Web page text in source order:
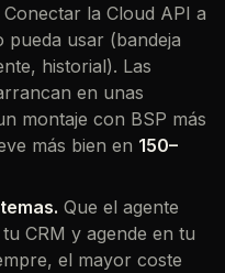
Conectar la Cloud API a
pueda usar (bandeja
historial). Las
en unas
montaje con BSP más
más bien en 150–
Que el agente
CRM y agende en tu
el mayor coste